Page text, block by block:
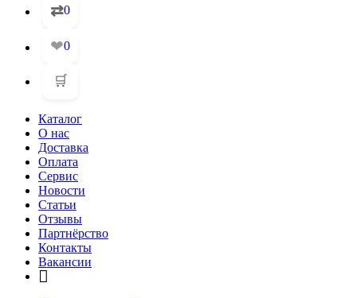
⇄0
❤0
🛒
Каталог
О нас
Доставка
Оплата
Сервис
Новости
Статьи
Отзывы
Партнёрство
Контакты
Вакансии